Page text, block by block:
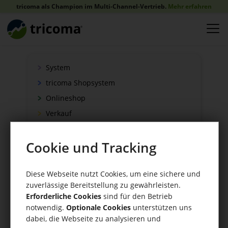
tricoma als Champion im Multi-Channel-Vertrieb. Mehr erfahren
System
tricoma Shopsystem
Onlineshop
Verkauf
Zahlung
WaWi/CRM
CRM Tools
Cookie und Tracking
Diese Webseite nutzt Cookies, um eine sichere und
zuverlässige Bereitstellung zu gewährleisten.
Erforderliche Cookies sind für den Betrieb
notwendig. Optionale Cookies unterstützen uns
dabei, die Webseite zu analysieren und